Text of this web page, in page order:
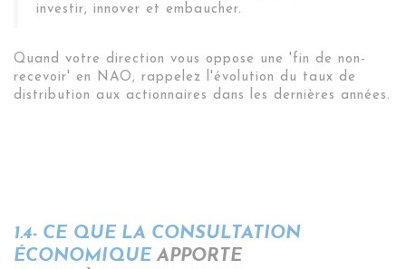
investir, innover et embaucher.
Quand votre direction vous oppose une 'fin de non-
recevoir' en NAO, rappelez l'évolution du taux de
distribution aux actionnaires dans les dernières années.
1.4- CE QUE LA CONSULTATION
ÉCONOMIQUE APPORTE